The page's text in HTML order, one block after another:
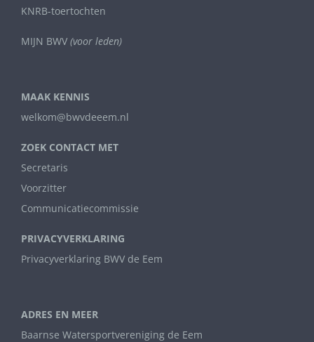
KNRB-toertochten
MIJN BWV (voor leden)
MAAK KENNIS
welkom@bwvdeeem.nl
ZOEK CONTACT MET
Secretaris
Voorzitter
Communicatiecommissie
PRIVACYVERKLARING
Privacyverklaring BWV de Eem
ADRES EN MEER
Baarnse Watersportvereniging de Eem